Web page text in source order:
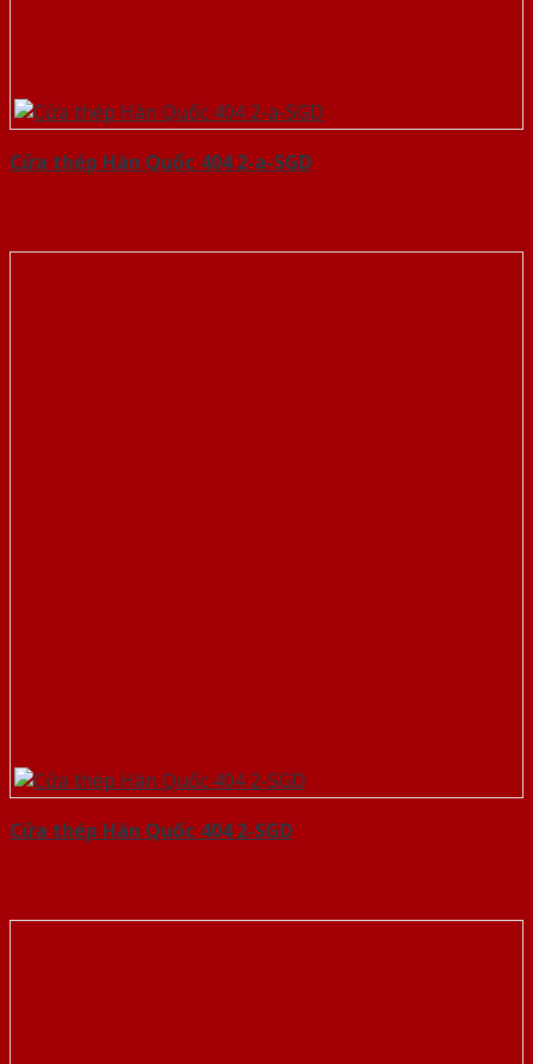
Cửa thép Hàn Quốc 404 2-a-SGD
Cửa thép Hàn Quốc 404 2-SGD